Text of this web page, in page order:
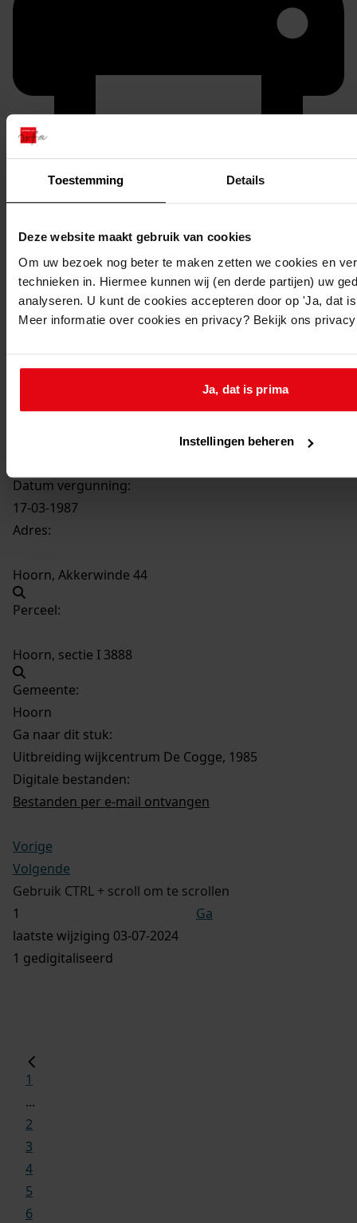
Toestemming Details
Deze website maakt gebruik van cookies
Om uw bezoek nog beter te maken zetten we cookies en
technieken in. Hiermee kunnen wij (en derde partijen) uw
analyseren. U kunt de cookies accepteren door op 'Ja, dat
Meer informatie over cookies en privacy? Bekijk ons
Ja, dat is prima
Instellingen beheren
Printen
Inventaris
Inv.nrs. 101-200
141Uitbreiding wijkcentrum De Cogge, 1985
1985
Datum vergunning:
17-03-1987
Adres:
Hoorn, Akkerwinde 44
Perceel:
Hoorn, sectie I 3888
Gemeente:
Hoorn
Ga naar dit stuk:
Uitbreiding wijkcentrum De Cogge, 1985
Digitale bestanden:
Bestanden per e-mail ontvangen
Vorige
Volgende
Gebruik CTRL + scroll om te scrollen
Ga
laatste wijziging 03-07-2024
1 gedigitaliseerd
1
...
2
3
4
5
6